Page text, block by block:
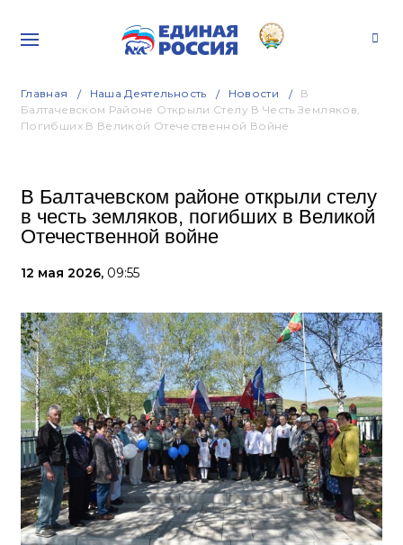
Главная Наша Деятельность Новости
В
Балтачевском Районе Открыли Стелу В Честь Земляков,
Погибших В Великой Отечественной Войне
В Балтачевском районе открыли стелу
в честь земляков, погибших в Великой
Отечественной войне
12 мая 2026, 09:55